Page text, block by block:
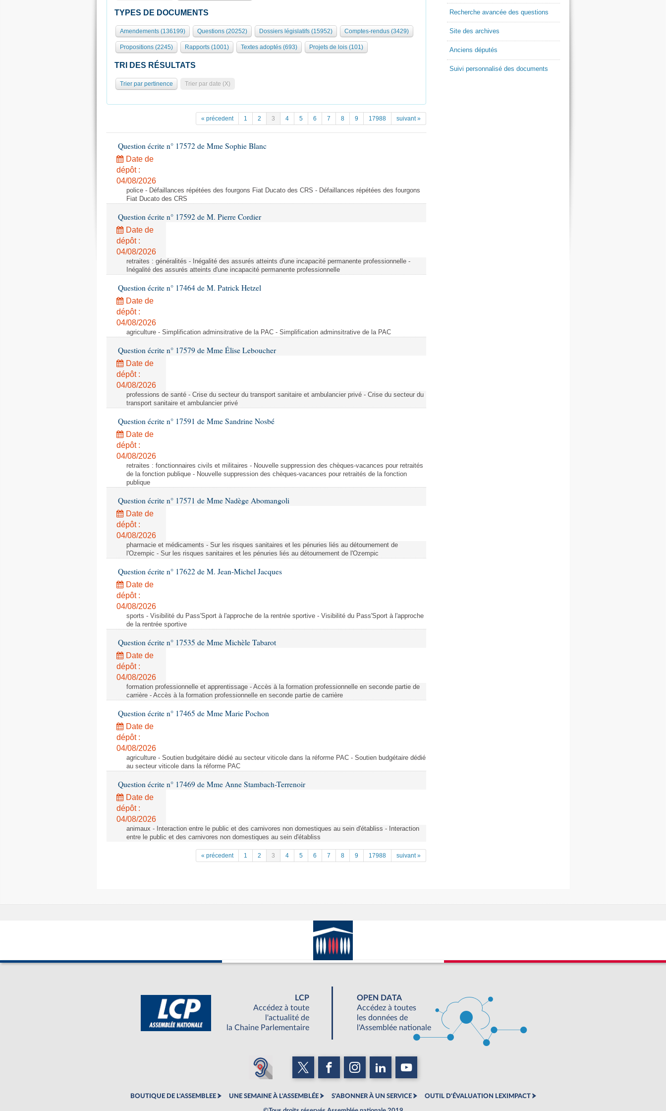
TYPES DE DOCUMENTS
Amendements (136199) Questions (20252) Dossiers législatifs (15952) Comptes-rendus (3429)
Propositions (2245) Rapports (1001) Textes adoptés (693) Projets de lois (101)
TRI DES RÉSULTATS
Trier par pertinence Trier par date (X)
« précedent 1 2 3 4 5 6 7 8 9 17988 suivant »
Question écrite n° 17572 de Mme Sophie Blanc
Date de
dépôt :
04/08/2026
police - Défaillances répétées des fourgons Fiat Ducato des CRS - Défaillances répétées des fourgons
Fiat Ducato des CRS
Question écrite n° 17592 de M. Pierre Cordier
Date de
dépôt :
04/08/2026
retraites : généralités - Inégalité des assurés atteints d'une incapacité permanente professionnelle -
Inégalité des assurés atteints d'une incapacité permanente professionnelle
Question écrite n° 17464 de M. Patrick Hetzel
Date de
dépôt :
04/08/2026
agriculture - Simplification adminsitrative de la PAC - Simplification adminsitrative de la PAC
Question écrite n° 17579 de Mme Élise Leboucher
Date de
dépôt :
04/08/2026
professions de santé - Crise du secteur du transport sanitaire et ambulancier privé - Crise du secteur du
transport sanitaire et ambulancier privé
Question écrite n° 17591 de Mme Sandrine Nosbé
Date de
dépôt :
04/08/2026
retraites : fonctionnaires civils et militaires - Nouvelle suppression des chèques-vacances pour retraités
de la fonction publique - Nouvelle suppression des chèques-vacances pour retraités de la fonction
publique
Question écrite n° 17571 de Mme Nadège Abomangoli
Date de
dépôt :
04/08/2026
pharmacie et médicaments - Sur les risques sanitaires et les pénuries liés au détournement de
l'Ozempic - Sur les risques sanitaires et les pénuries liés au détournement de l'Ozempic
Question écrite n° 17622 de M. Jean-Michel Jacques
Date de
dépôt :
04/08/2026
sports - Visibilité du Pass'Sport à l'approche de la rentrée sportive - Visibilité du Pass'Sport à l'approche
de la rentrée sportive
Question écrite n° 17535 de Mme Michèle Tabarot
Date de
dépôt :
04/08/2026
formation professionnelle et apprentissage - Accès à la formation professionnelle en seconde partie de
carrière - Accès à la formation professionnelle en seconde partie de carrière
Question écrite n° 17465 de Mme Marie Pochon
Date de
dépôt :
04/08/2026
agriculture - Soutien budgétaire dédié au secteur viticole dans la réforme PAC - Soutien budgétaire dédié
au secteur viticole dans la réforme PAC
Question écrite n° 17469 de Mme Anne Stambach-Terrenoir
Date de
dépôt :
04/08/2026
animaux - Interaction entre le public et des carnivores non domestiques au sein d'établiss - Interaction
entre le public et des carnivores non domestiques au sein d'établiss
« précedent 1 2 3 4 5 6 7 8 9 17988 suivant »
Recherche avancée des questions
Site des archives
Anciens députés
Suivi personnalisé des documents
LCP
Accédez à toute
l'actualité de
la Chaine Parlementaire
OPEN DATA
Accédez à toutes
les données de
l'Assemblée nationale
BOUTIQUE DE L'ASSEMBLEE UNE SEMAINE À L'ASSEMBLÉE S'ABONNER À UN SERVICE OUTIL D'ÉVALUATION LEXIMPACT